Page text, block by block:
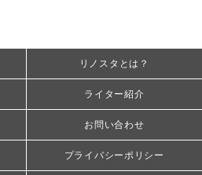
リノスタとは？
ライター紹介
お問い合わせ
プライバシーポリシー